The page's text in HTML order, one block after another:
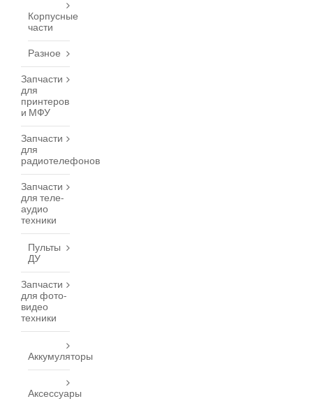
Корпусные
части
Разное
Запчасти
для
принтеров
и МФУ
Запчасти
для
радиотелефонов
Запчасти
для теле-
аудио
техники
Пульты
ДУ
Запчасти
для фото-
видео
техники
Аккумуляторы
Аксессуары